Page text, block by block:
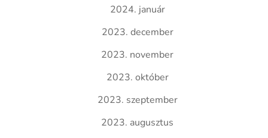
2024. január
2023. december
2023. november
2023. október
2023. szeptember
2023. augusztus